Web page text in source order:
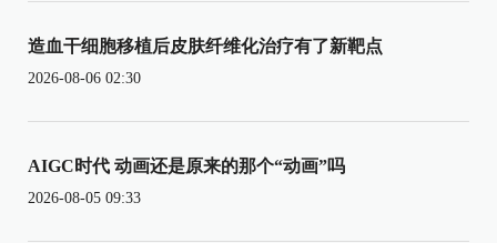
造血干细胞移植后皮肤纤维化治疗有了新靶点
2026-08-06 02:30
AIGC时代 动画还是原来的那个“动画”吗
2026-08-05 09:33